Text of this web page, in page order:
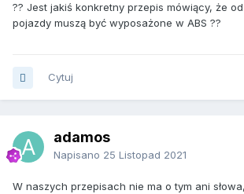
?? Jest jakiś konkretny przepis mówiący, że
pojazdy muszą być wyposażone w ABS ??
Cytuj
adamos
Napisano 25 Listopad 2021
W naszych przepisach nie ma o tym ani